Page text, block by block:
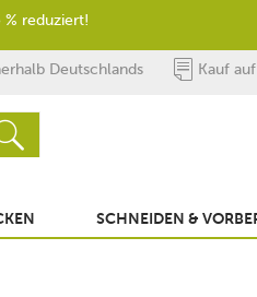
Deutschlands Kauf
SCHNEIDEN &
reduziert!